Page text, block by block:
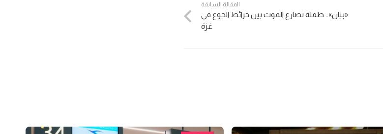
المقالة السابقة
«بيان».. طفلة تصارع الموت بين خرائط الجوع في
غزة